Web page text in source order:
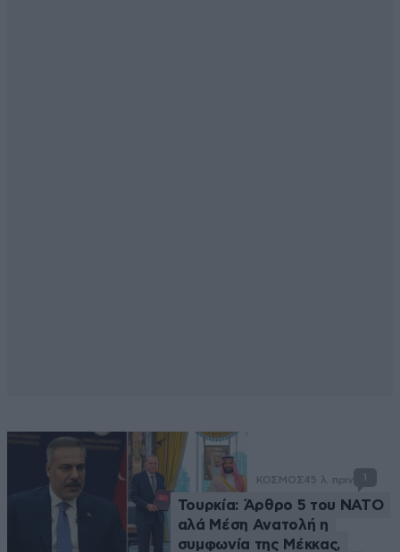
ΚΟΣΜΟΣ45 λ. πριν 1
Τουρκία: Άρθρο 5 του ΝΑΤΟ
αλά Μέση Ανατολή η
συμφωνία της Μέκκας,